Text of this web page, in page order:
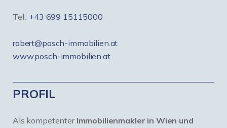
Tel.: +43 699 15115000
robert@posch-immobilien.at
www.posch-immobilien.at
PROFIL
Als kompetenter Immobilienmakler in Wien und